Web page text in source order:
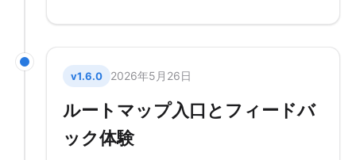
v1.6.0 2026年5月26日
ルートマップ入口とフィードバ
ック体験